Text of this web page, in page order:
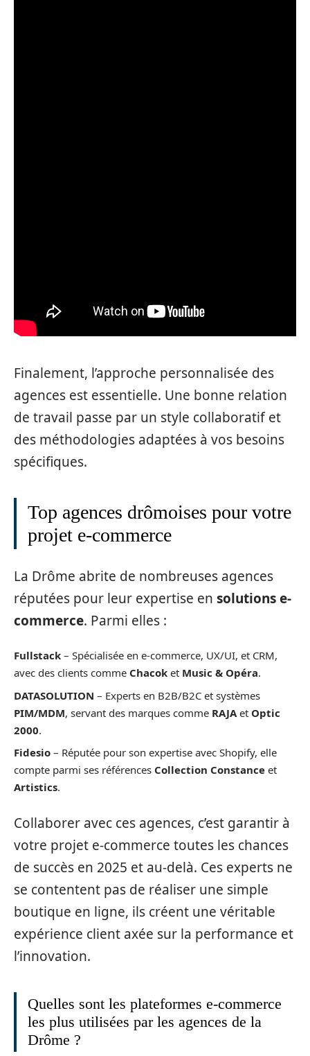
Finalement, l’approche personnalisée des
agences est essentielle. Une bonne relation
de travail passe par un style collaboratif et
des méthodologies adaptées à vos besoins
spécifiques.
Top agences drômoises pour votre
projet e-commerce
La Drôme abrite de nombreuses agences
réputées pour leur expertise en solutions e-
commerce. Parmi elles :
Fullstack – Spécialisée en e-commerce, UX/UI, et CRM,
avec des clients comme Chacok et Music & Opéra.
DATASOLUTION – Experts en B2B/B2C et systèmes
PIM/MDM, servant des marques comme RAJA et Optic
2000.
Fidesio – Réputée pour son expertise avec Shopify, elle
compte parmi ses références Collection Constance et
Artistics.
Collaborer avec ces agences, c’est garantir à
votre projet e-commerce toutes les chances
de succès en 2025 et au-delà. Ces experts ne
se contentent pas de réaliser une simple
boutique en ligne, ils créent une véritable
expérience client axée sur la performance et
l’innovation.
Quelles sont les plateformes e-commerce
les plus utilisées par les agences de la
Drôme ?